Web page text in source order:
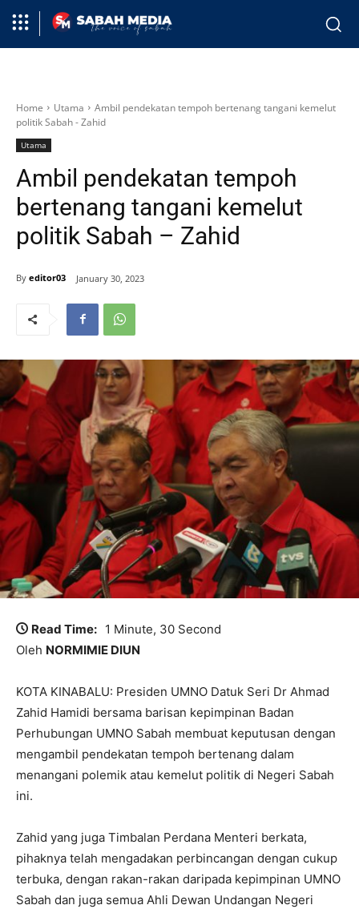
Home Utama
Ambil pendekatan tempoh bertenang tangani kemelut
politik Sabah - Zahid
Utama
Ambil pendekatan tempoh
bertenang tangani kemelut
politik Sabah – Zahid
By editor03 January 30, 2023
Read Time: 1 Minute, 30 Second
Oleh NORMIMIE DIUN
KOTA KINABALU: Presiden UMNO Datuk Seri Dr Ahmad
Zahid Hamidi bersama barisan kepimpinan Badan
Perhubungan UMNO Sabah membuat keputusan dengan
mengambil pendekatan tempoh bertenang dalam
menangani polemik atau kemelut politik di Negeri Sabah
ini.
Zahid yang juga Timbalan Perdana Menteri berkata,
pihaknya telah mengadakan perbincangan dengan cukup
terbuka, dengan rakan-rakan daripada kepimpinan UMNO
Sabah dan juga semua Ahli Dewan Undangan Negeri